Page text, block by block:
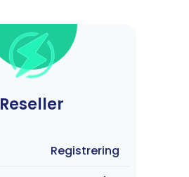
Reseller
Registrering